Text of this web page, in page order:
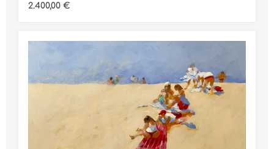
Regulärer Preis:
2.400,00 €